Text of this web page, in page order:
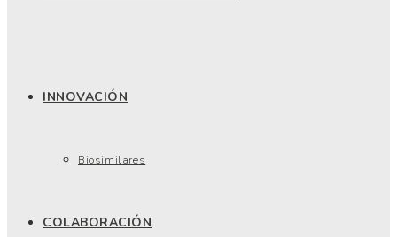
INNOVACIÓN
Biosimilares
COLABORACIÓN